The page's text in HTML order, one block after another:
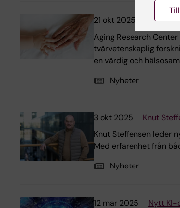
21 okt 2025
ARC
Aging Research
tvärvetenskaplig
en värdig och
Nyheter
3 okt 2025
Knut
Knut Steffensen leder
Med erfarenhet från
Nyheter
12 mar 2025
Nytt KI-